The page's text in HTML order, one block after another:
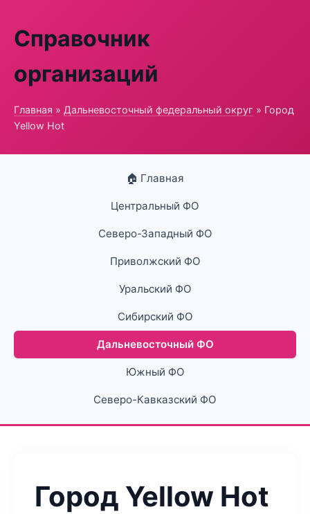
Справочник
организаций
Главная » Дальневосточный федеральный округ » Город
Yellow Hot
🏠 Главная
Центральный ФО
Северо-Западный ФО
Приволжский ФО
Уральский ФО
Сибирский ФО
Дальневосточный ФО
Южный ФО
Северо-Кавказский ФО
Город Yellow Hot